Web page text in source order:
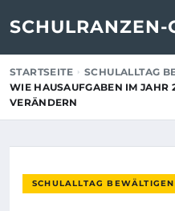
SCHULRANZEN-
STARTSEITE
SCHULALLTAG
WIE HAUSAUFGABEN IM JAHR
VERÄNDERN
SCHULALLTAG BEWÄLTIGEN